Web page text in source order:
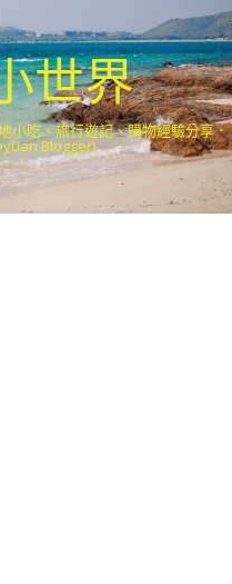
世界
小吃、旅行遊記、購物經驗分享．
Blogger)